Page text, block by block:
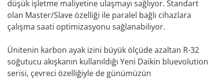
düşük işletme maliyetine ulaşmayı sağlıyor. Standart
olan Master/Slave özelliği ile paralel bağlı cihazlara
çalışma saati optimizasyonu sağlanabiliyor.
Ünitenin karbon ayak izini büyük ölçüde azaltan R-32
soğutucu akışkanın kullanıldığı Yeni Daikin bluevolution
serisi, çevreci özelliğiyle de günümüzün